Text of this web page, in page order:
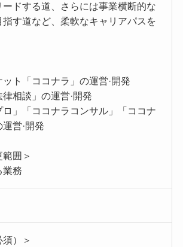
ードする道、さらには事業横断的な
指す道など、柔軟なキャリアパスを
ット「ココナラ」の運営·開発
律相談」の運営·開発
ロ」「ココナラコンサル」「ココナ
営·開発
囲＞
業務
）＞